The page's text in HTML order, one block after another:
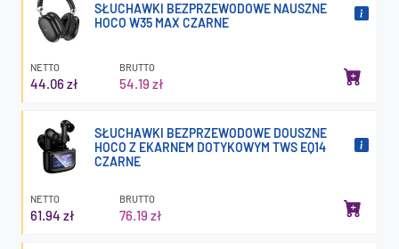
SŁUCHAWKI BEZPRZEWODOWE NAUSZNE
HOCO W35 MAX CZARNE
NETTO
44.06 zł
BRUTTO
54.19 zł
SŁUCHAWKI BEZPRZEWODOWE DOUSZNE
HOCO Z EKARNEM DOTYKOWYM TWS EQ14
CZARNE
NETTO
61.94 zł
BRUTTO
76.19 zł